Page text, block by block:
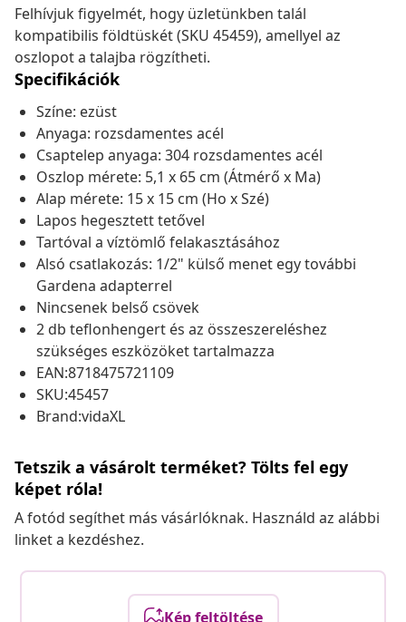
Felhívjuk figyelmét, hogy üzletünkben talál
kompatibilis földtüskét (SKU 45459), amellyel az
oszlopot a talajba rögzítheti.
Specifikációk
Színe: ezüst
Anyaga: rozsdamentes acél
Csaptelep anyaga: 304 rozsdamentes acél
Oszlop mérete: 5,1 x 65 cm (Átmérő x Ma)
Alap mérete: 15 x 15 cm (Ho x Szé)
Lapos hegesztett tetővel
Tartóval a víztömlő felakasztásához
Alsó csatlakozás: 1/2" külső menet egy további
Gardena adapterrel
Nincsenek belső csövek
2 db teflonhengert és az összeszereléshez
szükséges eszközöket tartalmazza
EAN:8718475721109
SKU:45457
Brand:vidaXL
Tetszik a vásárolt terméket? Tölts fel egy
képet róla!
A fotód segíthet más vásárlóknak. Használd az alábbi
linket a kezdéshez.
Kép feltöltése